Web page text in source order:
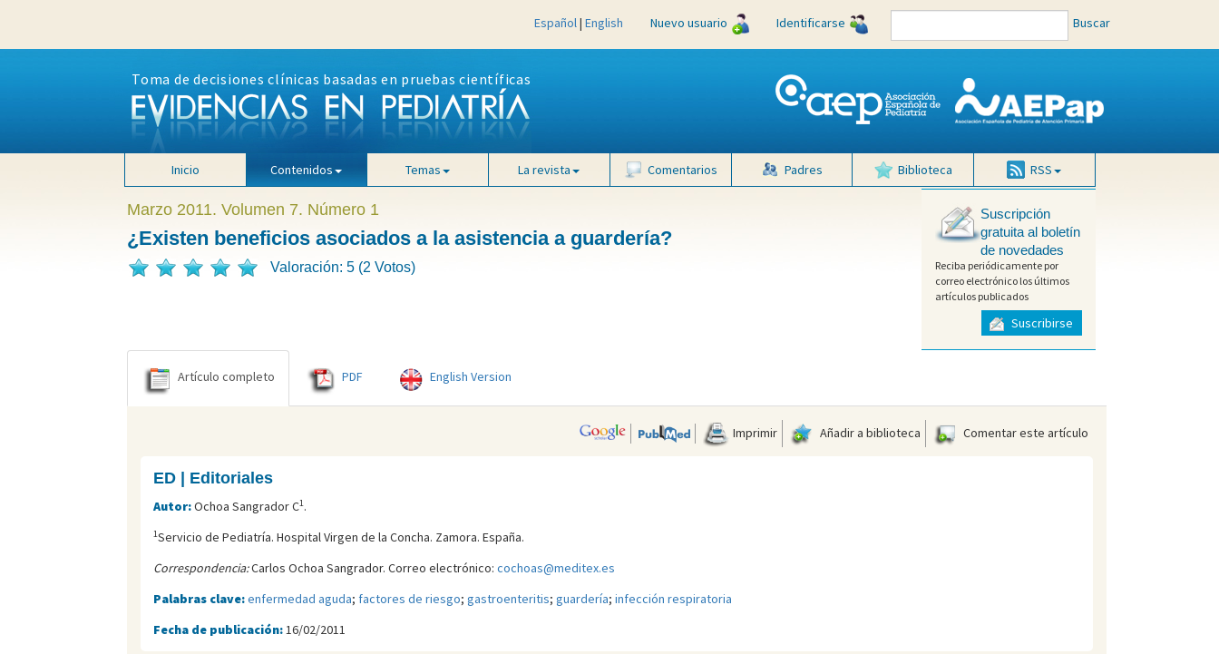
Español| English Nuevo usuario Identificarse Buscar
Toma de decisiones clínicas basadas en pruebas científicas
Inicio Contenidos Temas La revista Comentarios Padres Biblioteca RSS
Marzo 2011. Volumen 7. Número 1
¿Existen beneficios asociados a la asistencia a guardería?
Valoración: 5 (2 Votos)
Suscripción
gratuita al boletín
de novedades
Reciba periódicamente por
correo electrónico los últimos
artículos publicados
Suscribirse
Artículo completo PDF English Version
Imprimir Añadir a biblioteca Comentar este artículo
ED | Editoriales
Autor:Ochoa Sangrador C1.
1Servicio de Pediatría. Hospital Virgen de la Concha. Zamora. España.
Correspondencia:Carlos Ochoa Sangrador. Correo electrónico: cochoas@meditex.es
Palabras clave:enfermedad aguda; factores de riesgo; gastroenteritis; guardería; infección respiratoria
Fecha de publicación:16/02/2011